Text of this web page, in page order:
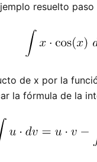
resuelto
de x por la
la fórmula de la